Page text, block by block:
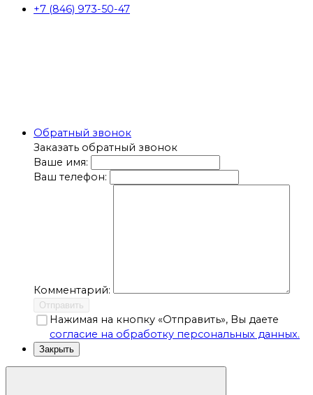
+7 (846) 973-50-47
Обратный звонок
Заказать обратный звонок
Ваше имя:
Ваш телефон:
Комментарий:
Отправить
Нажимая на кнопку «Отправить», Вы даете
согласие на обработку персональных данных.
Закрыть